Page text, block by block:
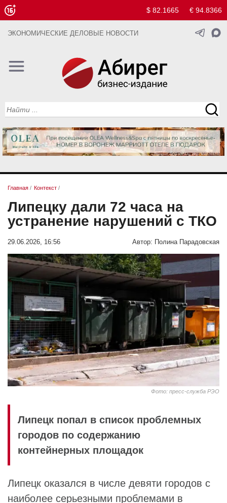
$ 82.1665 € 94.8366
ЭКОНОМИЧЕСКИЕ ДЕЛОВЫЕ НОВОСТИ
Главная / Контекст /
Липецку дали 72 часа на
устранение нарушений с ТКО
29.06.2026, 16:56 Автор: Полина Парадовская
Фото: пресс-служба РЭО
Липецк попал в список проблемных
городов по содержанию
контейнерных площадок
Липецк оказался в числе девяти городов с
наиболее серьезными проблемами в